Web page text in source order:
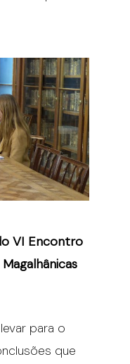
VI Encontro
para o
que